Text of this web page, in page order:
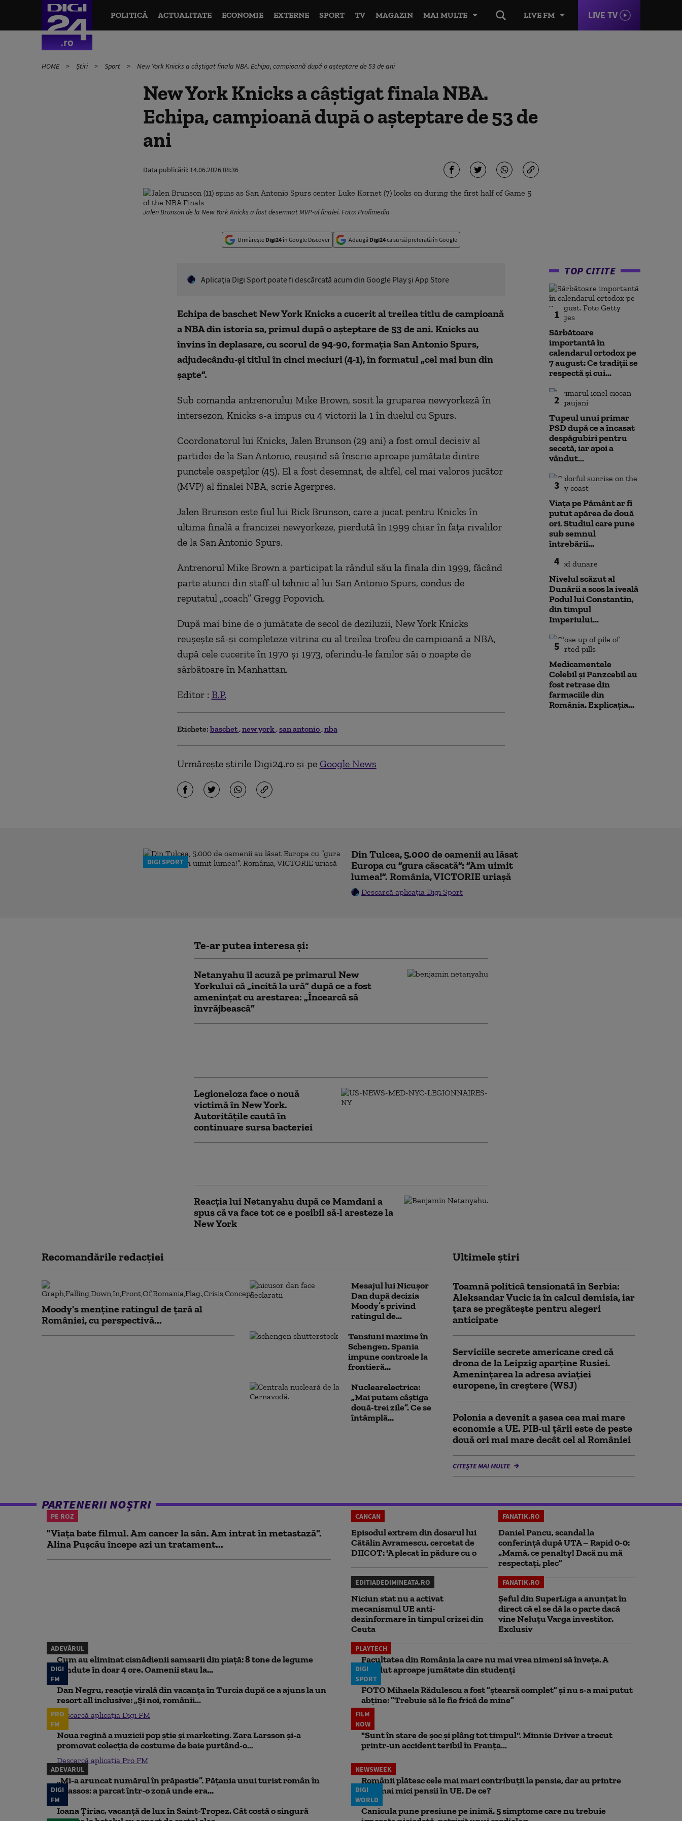
LIVE FM LIVE TV
POLITICĂ ACTUALITATE ECONOMIE EXTERNE SPORT TV MAGAZIN MAI MULTE
HOME Știri Sport New York Knicks a câștigat finala NBA. Echipa, campioană după o aşteptare de 53 de ani
New York Knicks a câștigat finala NBA.
Echipa, campioană după o aşteptare de 53 de
ani
Data publicării: 14.06.2026 08:36
Jalen Brunson de la New York Knicks a fost desemnat MVP-ul finalei. Foto: Profimedia
Urmărește Digi24în Google Discover Adaugă Digi24ca sursă preferată în Google
Aplicaţia Digi Sport poate fi descărcată acum din Google Play şi App Store
Echipa de baschet New York Knicks a cucerit al treilea titlu de campioană
a NBA din istoria sa, primul după o aşteptare de 53 de ani. Knicks au
învins în deplasare, cu scorul de 94-90, formaţia San Antonio Spurs,
adjudecându-și titlul în cinci meciuri (4-1), în formatul „cel mai bun din
șapte”.
Sub comanda antrenorului Mike Brown, sosit la gruparea newyorkeză în
intersezon, Knicks s-a impus cu 4 victorii la 1 în duelul cu Spurs.
Coordonatorul lui Knicks, Jalen Brunson (29 ani) a fost omul decisiv al
partidei de la San Antonio, reuşind să înscrie aproape jumătate dintre
punctele oaspeţilor (45). El a fost desemnat, de altfel, cel mai valoros jucător
(MVP) al finalei NBA, scrie Agerpres.
Jalen Brunson este fiul lui Rick Brunson, care a jucat pentru Knicks în
ultima finală a francizei newyorkeze, pierdută în 1999 chiar în faţa rivalilor
de la San Antonio Spurs.
Antrenorul Mike Brown a participat la rândul său la finala din 1999, făcând
parte atunci din staff-ul tehnic al lui San Antonio Spurs, condus de
reputatul „coach” Gregg Popovich.
După mai bine de o jumătate de secol de deziluzii, New York Knicks
reuşeşte să-şi completeze vitrina cu al treilea trofeu de campioană a NBA,
după cele cucerite în 1970 şi 1973, oferindu-le fanilor săi o noapte de
sărbătoare în Manhattan.
Editor : B.P.
Etichete: baschet new york san antonio nba
Urmărește știrile Digi24.ro și pe Google News
TOP CITITE
1
Sărbătoare
importantă în
calendarul ortodox pe
7 august: Ce tradiții se
respectă și cui...
2
Tupeul unui primar
PSD după ce a încasat
despăgubiri pentru
secetă, iar apoi a
vândut...
3
Viața pe Pământ ar fi
putut apărea de două
ori. Studiul care pune
sub semnul
întrebării...
4
Nivelul scăzut al
Dunării a scos la iveală
Podul lui Constantin,
din timpul
Imperiului...
5
Medicamentele
Colebil și Panzcebil au
fost retrase din
farmaciile din
România. Explicația...
DIGI SPORT
Din Tulcea, 5.000 de oamenii au lăsat
Europa cu ”gura căscată”: ”Am uimit
lumea!”. România, VICTORIE uriașă
Descarcă aplicația Digi Sport
Te-ar putea interesa și:
Netanyahu îl acuză pe primarul New
Yorkului că „incită la ură” după ce a fost
amenințat cu arestarea: „Încearcă să
învrăjbească”
Legioneloza face o nouă
victimă în New York.
Autoritățile caută în
continuare sursa bacteriei
Reacția lui Netanyahu după ce Mamdani a
spus că va face tot ce e posibil să-l aresteze la
New York
Recomandările redacţiei
Moody's menține ratingul de țară al
României, cu perspectivă...
Mesajul lui Nicușor
Dan după decizia
Moody’s privind
ratingul de...
Tensiuni maxime în
Schengen. Spania
impune controale la
frontieră...
Nuclearelectrica:
„Mai putem câștiga
două-trei zile”. Ce se
întâmplă...
Ultimele știri
Toamnă politică tensionată în Serbia:
Aleksandar Vucic ia în calcul demisia, iar
țara se pregătește pentru alegeri
anticipate
Serviciile secrete americane cred că
drona de la Leipzig aparține Rusiei.
Amenințarea la adresa aviației
europene, în creștere (WSJ)
Polonia a devenit a șasea cea mai mare
economie a UE. PIB-ul țării este de peste
două ori mai mare decât cel al României
CITEȘTE MAI MULTE
PARTENERII NOȘTRI
PE ROZ
"Viața bate filmul. Am cancer la sân. Am intrat în metastază".
Alina Pușcău începe azi un tratament...
CANCAN
Episodul extrem din dosarul lui
Cătălin Avramescu, cercetat de
DIICOT: 'A plecat în pădure cu o
FANATIK.RO
Daniel Pancu, scandal la
conferință după UTA – Rapid 0-0:
„Mamă, ce penalty! Dacă nu mă
respectați, plec”
EDITIADEDIMINEATA.RO
Niciun stat nu a activat
mecanismul UE anti-
dezinformare în timpul crizei din
Ceuta
FANATIK.RO
Șeful din SuperLiga a anunțat în
direct că el se dă la o parte dacă
vine Neluțu Varga investitor.
Exclusiv
ADEVĂRUL
Cum au eliminat cisnădienii samsarii din piață: 8 tone de legume
vândute în doar 4 ore. Oamenii stau la...
PLAYTECH
Facultatea din România la care nu mai vrea nimeni să înveţe. A
pierdut aproape jumătate din studenţi
DIGI
FM
Dan Negru, reacție virală din vacanța în Turcia după ce a ajuns la un
resort all inclusive: „Și noi, românii...
Descarcă aplicația Digi FM
DIGI
SPORT
FOTO Mihaela Rădulescu a fost ”ștearsă complet” și nu s-a mai putut
abține: ”Trebuie să le fie frică de mine”
PRO
FM
Noua regină a muzicii pop știe și marketing. Zara Larsson și-a
promovat colecția de costume de baie purtând-o...
Descarcă aplicația Pro FM
FILM
NOW
"Sunt în stare de șoc și plâng tot timpul". Minnie Driver a trecut
printr-un accident teribil în Franța...
ADEVARUL
„Mi-a aruncat numărul în prăpastie”. Pățania unui turist român în
Thassos: a parcat într-o zonă unde era...
NEWSWEEK
Românii plătesc cele mai mari contribuții la pensie, dar au printre
cele mai mici pensii în UE. De ce?
DIGI
FM
Ioana Țiriac, vacanță de lux în Saint-Tropez. Cât costă o singură
DIGI
WORLD
Canicula pune presiune pe inimă. 5 simptome care nu trebuie